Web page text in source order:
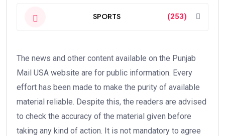
SPORTS (253)
The news and other content available on the Punjab
Mail USA website are for public information. Every
effort has been made to make the purity of available
material reliable. Despite this, the readers are advised
to check the accuracy of the material given before
taking any kind of action. It is not mandatory to agree